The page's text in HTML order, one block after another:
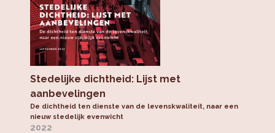
Stedelijke dichtheid: Lijst met
aanbevelingen
De dichtheid ten dienste van de levenskwaliteit, naar een
nieuw stedelijk evenwicht
2022